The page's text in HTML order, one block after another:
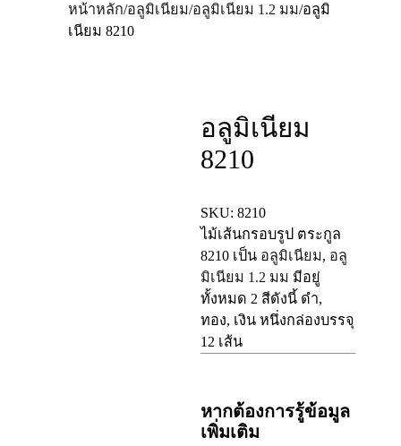
หน้าหลัก/อลูมิเนียม/อลูมิเนียม 1.2 มม/อลูมิ
เนียม 8210
อลูมิเนียม
8210
SKU: 8210
ไม้เส้นกรอบรูป ตระกูล
8210 เป็น อลูมิเนียม, อลู
มิเนียม 1.2 มม มีอยู่
ทั้งหมด 2 สีดังนี้ ดำ,
ทอง, เงิน หนึ่งกล่องบรรจุ
12 เส้น
หากต้องการรู้ข้อมูล
เพิ่มเติม